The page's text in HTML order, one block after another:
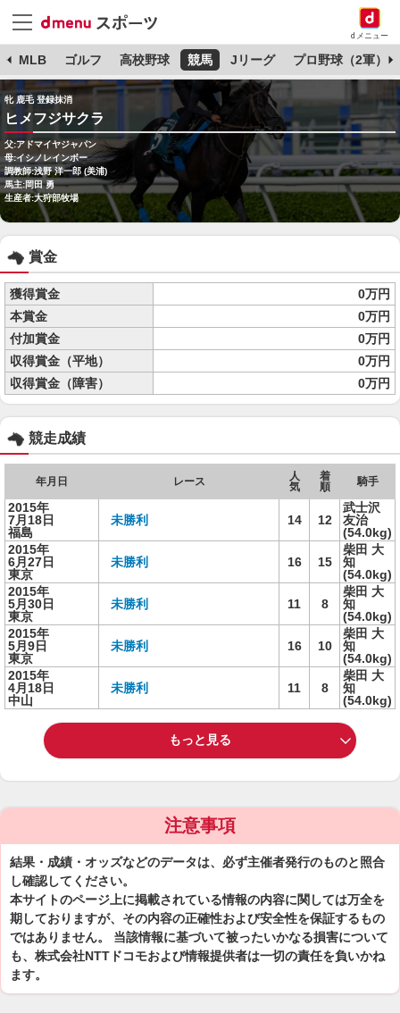
dメニュー
MLB ゴルフ 高校野球 競馬 Jリーグ プロ野球（2軍）
牝 鹿毛 登録抹消
ヒメフジサクラ
父:アドマイヤジャパン
母:イシノレインボー
調教師:浅野 洋一郎 (美浦)
馬主:岡田 勇
生産者:大狩部牧場
賞金
獲得賞金
0万円
本賞金
0万円
付加賞金
0万円
収得賞金（平地）
0万円
収得賞金（障害）
0万円
競走成績
年月日 レース
人
気
着
順
騎手
2015年
7月18日
福島
未勝利 14 12
武士沢
友治
(54.0kg)
2015年
6月27日
東京
未勝利 16 15
柴田 大
知
(54.0kg)
2015年
5月30日
東京
未勝利 11 8
柴田 大
知
(54.0kg)
2015年
5月9日
東京
未勝利 16 10
柴田 大
知
(54.0kg)
2015年
4月18日
中山
未勝利 11 8
柴田 大
知
(54.0kg)
もっと見る
注意事項
結果・成績・オッズなどのデータは、必ず主催者発行のものと照合
し確認してください。
本サイトのページ上に掲載されている情報の内容に関しては万全を
期しておりますが、その内容の正確性および安全性を保証するもの
ではありません。 当該情報に基づいて被ったいかなる損害について
も、株式会社NTTドコモおよび情報提供者は一切の責任を負いかね
ます。